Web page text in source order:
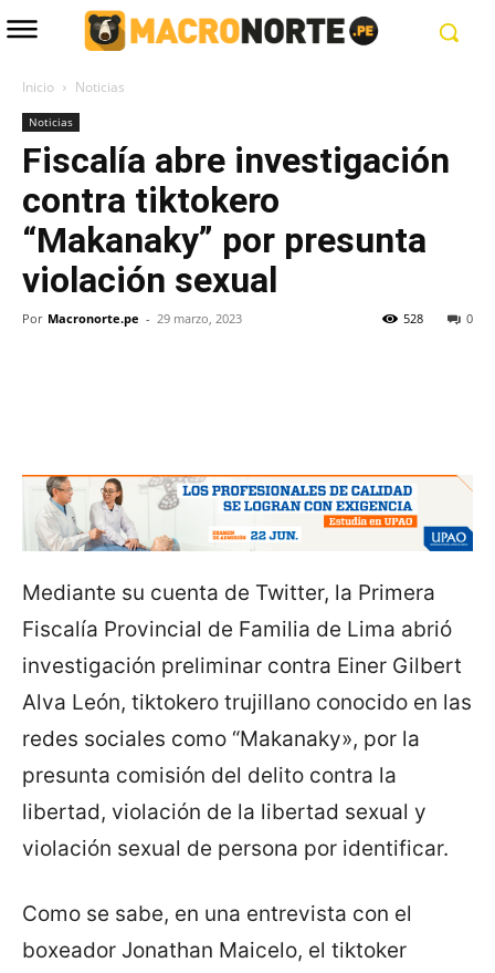
Inicio Noticias
Noticias
Fiscalía abre investigación
contra tiktokero
“Makanaky” por presunta
violación sexual
Por Macronorte.pe - 29 marzo, 2023 0
528
Mediante su cuenta de Twitter, la Primera
Fiscalía Provincial de Familia de Lima abrió
investigación preliminar contra Einer Gilbert
Alva León, tiktokero trujillano conocido en las
redes sociales como “Makanaky», por la
presunta comisión del delito contra la
libertad, violación de la libertad sexual y
violación sexual de persona por identificar.
Como se sabe, en una entrevista con el
boxeador Jonathan Maicelo, el tiktoker